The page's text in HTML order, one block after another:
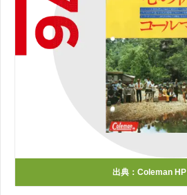
出典： Coleman HP